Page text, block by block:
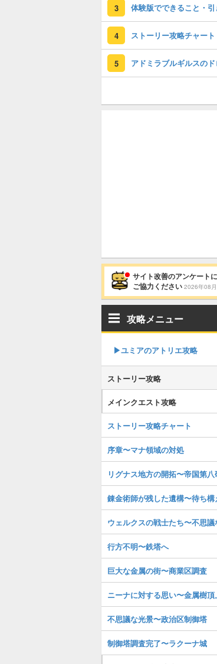
3
4 ストーリー攻略チャート
5
サイト改善のアンケートに
ご協力ください 2026年08月
攻略メニュー
▶︎ユミアのアトリエ攻略
ストーリー攻略
メインクエスト攻略
ストーリー攻略チャート
序章〜マナ領域の対処
リグナス地方の開拓〜帝国第
錬金術師が残した遺構〜待ち構
ウェルクスの戦士たち〜不思議
行方不明〜鉄塔へ
巨大な金属の街〜商業区調査
ニーナに対する思い〜金属樹頂
不思議な光景〜政治区制御塔
制御塔調査完了〜ラクーナ城